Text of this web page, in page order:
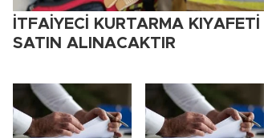
İTFAİYECİ KURTARMA KIYAFETİ
SATIN ALINACAKTIR